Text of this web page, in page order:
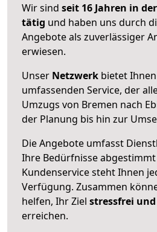
Wir sind seit 16 Jahren in
tätig und haben uns durch
Angebote als zuverlässiger
erwiesen.
Unser Netzwerk bietet
umfassenden Service, der
Umzugs von Bremen nach
der Planung bis hin zur
Die Angebote umfasst
Ihre Bedürfnisse
Kundenservice steht Ihnen
Verfügung. Zusammen
helfen, Ihr Ziel stressfrei
erreichen.